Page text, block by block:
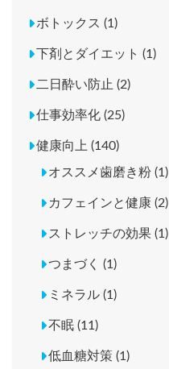
ボトックス (1)
下剤とダイエット (1)
二日酔い防止 (2)
仕事効率化 (25)
健康向上 (140)
オススメ歯磨き粉 (1)
カフェインと健康 (2)
ストレッチの効果 (1)
つまづく (1)
ミネラル (1)
不眠 (11)
低血糖対策 (1)